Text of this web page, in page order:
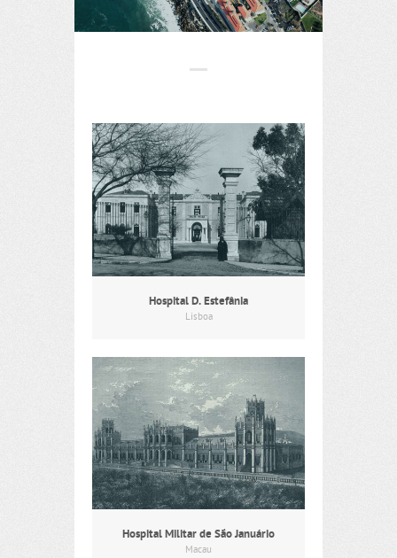
Hospital D. Estefânia
Lisboa
Hospital Militar de São Januário
Macau